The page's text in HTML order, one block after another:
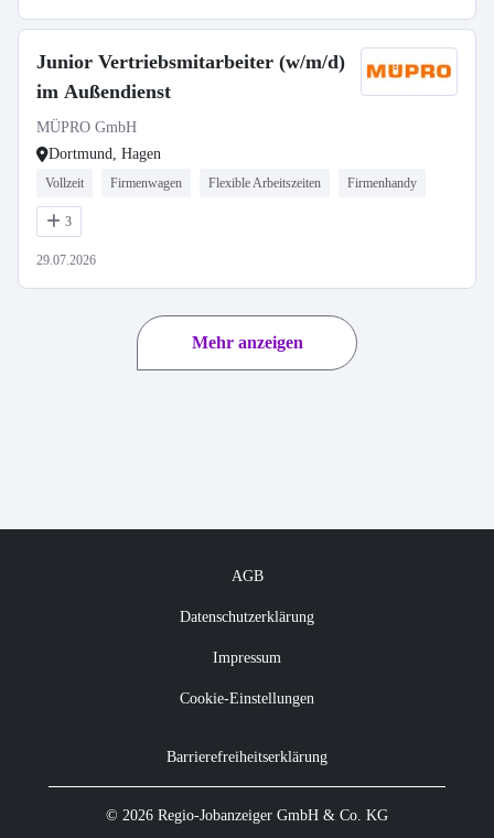
Junior Vertriebsmitarbeiter (w/m/d)
im Außendienst
MÜPRO GmbH
Dortmund, Hagen
Vollzeit Firmenwagen Flexible Arbeitszeiten Firmenhandy
3
29.07.2026
Mehr anzeigen
AGB
Datenschutzerklärung
Impressum
Cookie-Einstellungen
Barrierefreiheitserklärung
© 2026 Regio-Jobanzeiger GmbH & Co. KG